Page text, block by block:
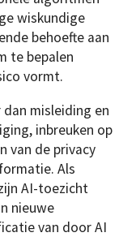
wiskundige
behoefte aan
te bepalen
vormt.
misleiding en
inbreuken op
van de privacy
Als
AI-toezicht
nieuwe
van door AI